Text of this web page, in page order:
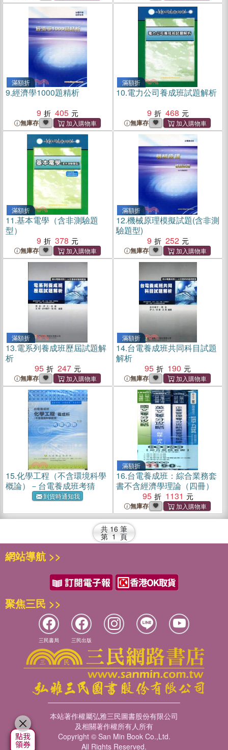
滿額折
9.經濟學1000題精析
9
405
無庫存
滿額折
10.電力公司養成班試題解析
9
468
無庫存
滿額折
11.基本電學（含非測驗題
型）
9
378
無庫存
滿額折
12.機械原理模擬試題(含非測
驗題型)
9
252
無庫存
滿額折
13.電系列養成班歷屆試題解
析
95
247
無庫存
滿額折
14.台電養成班共同科目試題
解析
95
190
無庫存
15.化學工程（不含環境科學
概論）－台電養成班考猜
到貨時通知我
滿額折
16.台電養成班：綜合業務套
書不含經濟學理論（四冊）
95
1131
無庫存
共 16 筆
第 1 頁
網站導航 >>
聚焦三民 >>
三民書局 三民出版
本站著作權屬弘雅三民圖書股份有限公司
及相關著作權所有人所有
Copyright © San Min Book Co.,Ltd.
All Rights Reserved.